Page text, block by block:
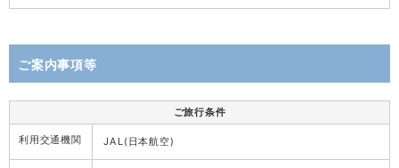
ご案内事項等
ご旅行条件
利用交通機関 JAL(日本航空)